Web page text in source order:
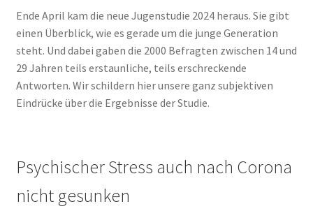
Ende April kam die neue Jugenstudie 2024 heraus. Sie gibt
einen Überblick, wie es gerade um die junge Generation
steht. Und dabei gaben die 2000 Befragten zwischen 14 und
29 Jahren teils erstaunliche, teils erschreckende
Antworten. Wir schildern hier unsere ganz subjektiven
Eindrücke über die Ergebnisse der Studie.
Psychischer Stress auch nach Corona
nicht gesunken